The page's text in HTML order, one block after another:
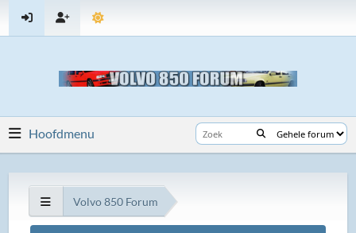
Hoofdmenu
Volvo 850 Forum